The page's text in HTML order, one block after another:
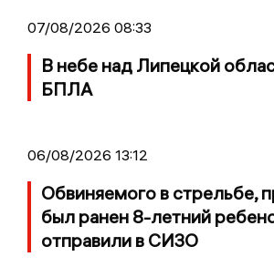
07/08/2026 08:33
В небе над Липецкой
БПЛА
06/08/2026 13:12
Обвиняемого в стрельбе,
был ранен 8-летний
отправили в СИЗО